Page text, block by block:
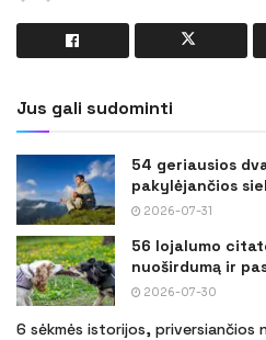
Jus gali sudominti
54 geriausios
pakylėjančios
2026-07-31
56 lojalumo
nuoširdumą ir
2026-07-30
6 sėkmės istorijos, priversiančios